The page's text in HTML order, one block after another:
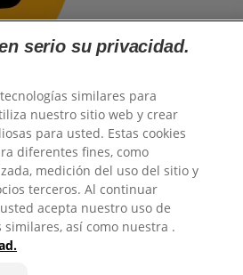
los derechos reservados.
serio su privacidad.
similares para
nuestro sitio web y crear
para usted. Estas cookies
diferentes fines, como
medición del uso del sitio y
terceros. Al continuar
acepta nuestro uso de
similares, así como nuestra .